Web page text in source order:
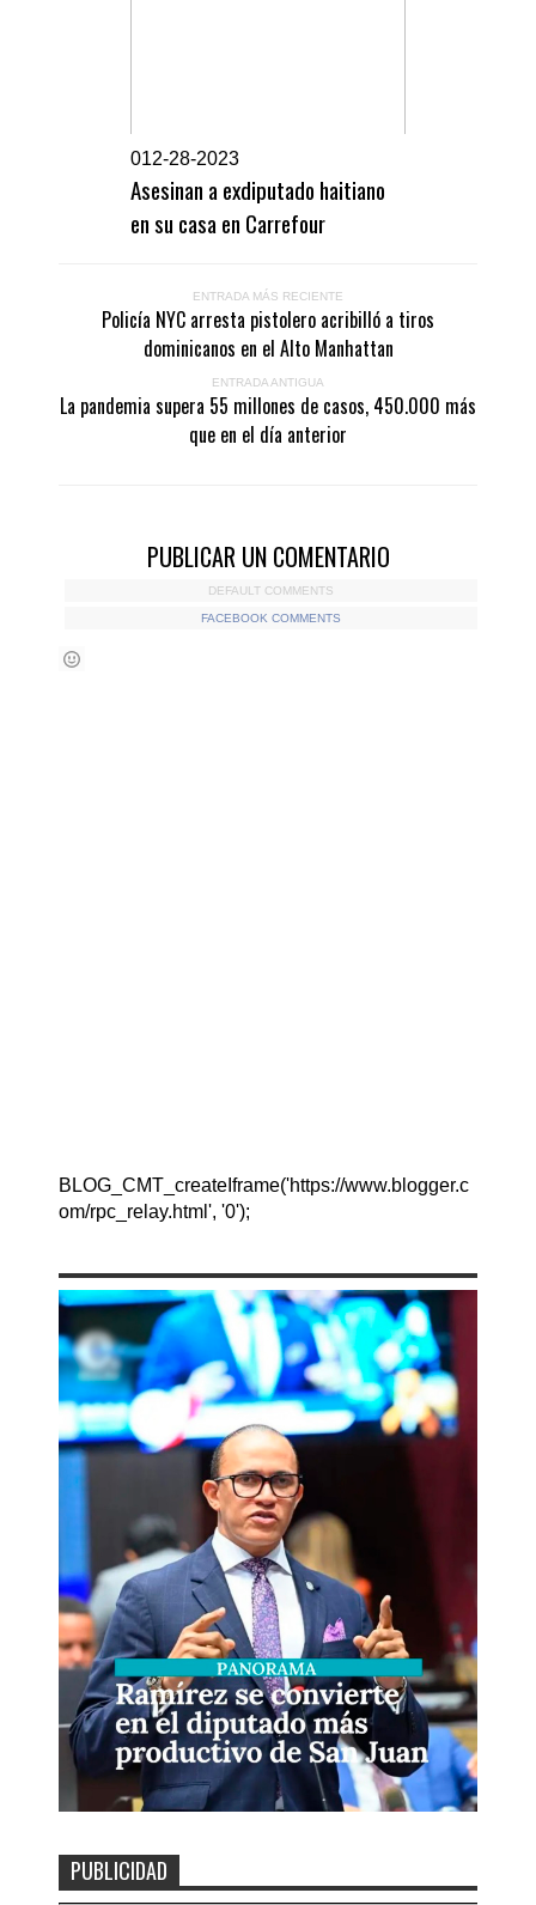
012-28-2023
Asesinan a exdiputado haitiano
en su casa en Carrefour
ENTRADA MÁS RECIENTE
Policía NYC arresta pistolero acribilló a tiros
dominicanos en el Alto Manhattan
ENTRADA ANTIGUA
La pandemia supera 55 millones de casos, 450.000 más
que en el día anterior
PUBLICAR UN COMENTARIO
DEFAULT COMMENTS
FACEBOOK COMMENTS
BLOG_CMT_createIframe('https://www.blogger.c
om/rpc_relay.html', '0');
PUBLICIDAD